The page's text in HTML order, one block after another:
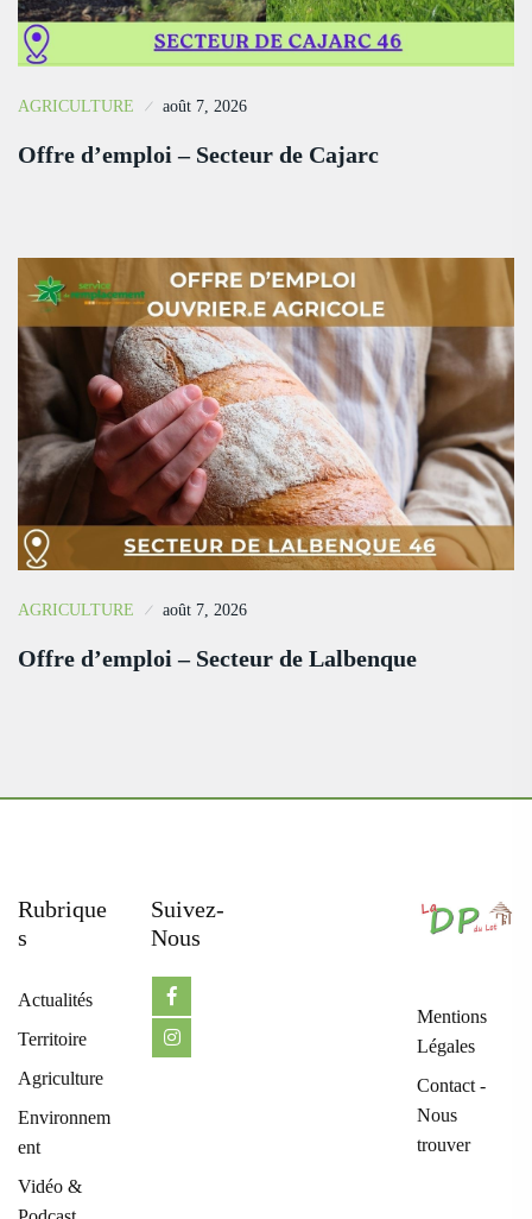
AGRICULTURE août 7, 2026
Offre d’emploi – Secteur de Cajarc
AGRICULTURE août 7, 2026
Offre d’emploi – Secteur de Lalbenque
Rubrique
S
Actualités
Territoire
Agriculture
Environnem
ent
Vidéo &
Suivez-
Nous
Mentions
Légales
Contact -
Nous
trouver